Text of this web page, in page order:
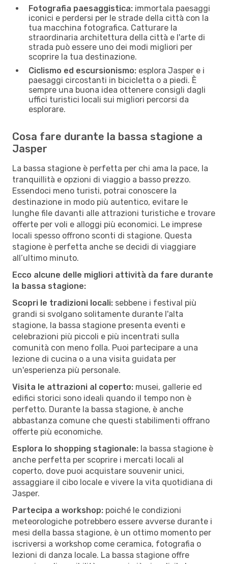
Fotografia paesaggistica: immortala paesaggi
iconici e perdersi per le strade della città con la
tua macchina fotografica. Catturare la
straordinaria architettura della città e l'arte di
strada può essere uno dei modi migliori per
scoprire la tua destinazione.
Ciclismo ed escursionismo: esplora Jasper e i
paesaggi circostanti in bicicletta o a piedi. È
sempre una buona idea ottenere consigli dagli
uffici turistici locali sui migliori percorsi da
esplorare.
Cosa fare durante la bassa stagione a
Jasper
La bassa stagione è perfetta per chi ama la pace, la
tranquillità e opzioni di viaggio a basso prezzo.
Essendoci meno turisti, potrai conoscere la
destinazione in modo più autentico, evitare le
lunghe file davanti alle attrazioni turistiche e trovare
offerte per voli e alloggi più economici. Le imprese
locali spesso offrono sconti di stagione. Questa
stagione è perfetta anche se decidi di viaggiare
all’ultimo minuto.
Ecco alcune delle migliori attività da fare durante
la bassa stagione:
Scopri le tradizioni locali: sebbene i festival più
grandi si svolgano solitamente durante l'alta
stagione, la bassa stagione presenta eventi e
celebrazioni più piccoli e più incentrati sulla
comunità con meno folla. Puoi partecipare a una
lezione di cucina o a una visita guidata per
un'esperienza più personale.
Visita le attrazioni al coperto: musei, gallerie ed
edifici storici sono ideali quando il tempo non è
perfetto. Durante la bassa stagione, è anche
abbastanza comune che questi stabilimenti offrano
offerte più economiche.
Esplora lo shopping stagionale: la bassa stagione è
anche perfetta per scoprire i mercati locali al
coperto, dove puoi acquistare souvenir unici,
assaggiare il cibo locale e vivere la vita quotidiana di
Jasper.
Partecipa a workshop: poiché le condizioni
meteorologiche potrebbero essere avverse durante i
mesi della bassa stagione, è un ottimo momento per
iscriversi a workshop come ceramica, fotografia o
lezioni di danza locale. La bassa stagione offre